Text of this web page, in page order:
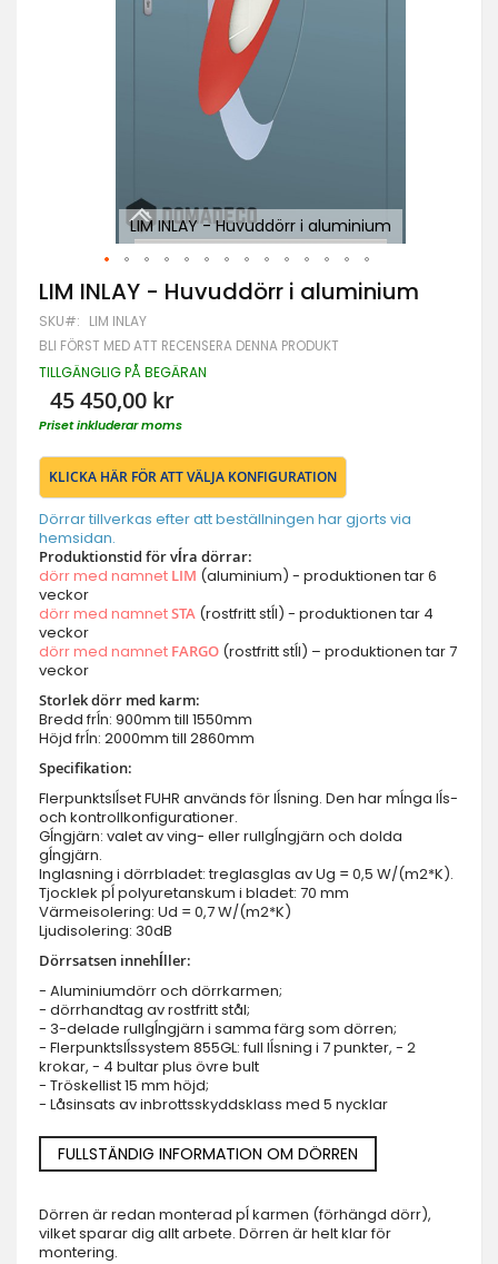
LIM INLAY - Huvuddörr i aluminium
Hoppa
till
början
av
bildgalleriet
LIM INLAY - Huvuddörr i aluminium
SKU LIM INLAY
BLI FÖRST MED ATT RECENSERA DENNA PRODUKT
TILLGÄNGLIG PÅ BEGÄRAN
45 450,00 kr
Priset inkluderar moms
KLICKA HÄR FÖR ATT VÄLJA KONFIGURATION
Dörrar tillverkas efter att beställningen har gjorts via
hemsidan.
Produktionstid för vĺra dörrar:
dörr med namnet LIM (aluminium) - produktionen tar 6
veckor
dörr med namnetSTA (rostfritt stĺl) - produktionen tar 4
veckor
dörr med namnet FARGO (rostfritt stĺl) – produktionen tar 7
veckor
Storlek dörr med karm:
Bredd frĺn: 900mm till 1550mm
Höjd frĺn: 2000mm till 2860mm
Specifikation:
Flerpunktslĺset FUHR används för lĺsning. Den har mĺnga lĺs-
och kontrollkonfigurationer.
Gĺngjärn: valet av ving- eller rullgĺngjärn och dolda
gĺngjärn.
Inglasning i dörrbladet: treglasglas av Ug = 0,5 W/(m2*K).
Tjocklek pĺ polyuretanskum i bladet: 70 mm
Värmeisolering: Ud = 0,7 W/(m2*K)
Ljudisolering: 30dB
Dörrsatsen innehĺller:
- Aluminiumdörr och dörrkarmen;
- dörrhandtag av rostfritt stål;
- 3-delade rullgĺngjärn i samma färg som dörren;
- Flerpunktslĺssystem 855GL: full lĺsning i 7 punkter, - 2
krokar, - 4 bultar plus övre bult
- Tröskellist 15 mm höjd;
- Låsinsats av inbrottsskyddsklass med 5 nycklar
FULLSTÄNDIG INFORMATION OM DÖRREN
Dörren är redan monterad pĺ karmen (förhängd dörr),
vilket sparar dig allt arbete. Dörren är helt klar för
montering.